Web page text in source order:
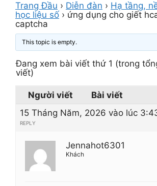
Trang Đầu › Diễn đàn › Hạ tầng,
học liệu số › ứng dụng cho giết
captcha
This topic is empty.
Đang xem bài viết thứ 1 (trong
viết)
Người viết
Bài viết
15 Tháng Năm, 2026 vào lúc
REPLY
Jennahot6301
Khách